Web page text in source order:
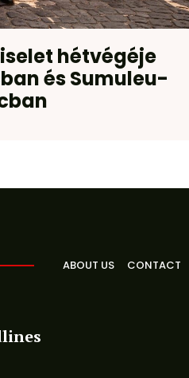
hétvégéje
és Sumuleu-
ABOUT US CONTACT